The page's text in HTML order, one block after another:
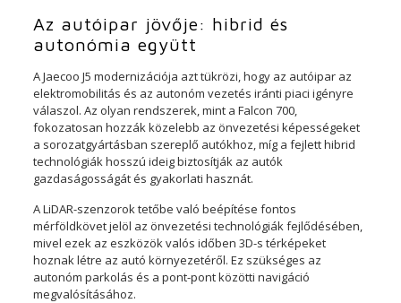
Az autóipar jövője: hibrid és
autonómia együtt
A Jaecoo J5 modernizációja azt tükrözi, hogy az autóipar az
elektromobilitás és az autonóm vezetés iránti piaci igényre
válaszol. Az olyan rendszerek, mint a Falcon 700,
fokozatosan hozzák közelebb az önvezetési képességeket
a sorozatgyártásban szereplő autókhoz, míg a fejlett hibrid
technológiák hosszú ideig biztosítják az autók
gazdaságosságát és gyakorlati hasznát.
A LiDAR-szenzorok tetőbe való beépítése fontos
mérföldkövet jelöl az önvezetési technológiák fejlődésében,
mivel ezek az eszközök valós időben 3D-s térképeket
hoznak létre az autó környezetéről. Ez szükséges az
autonóm parkolás és a pont-pont közötti navigáció
megvalósításához.